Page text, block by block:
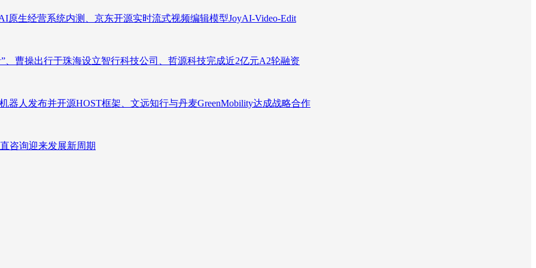
生经营系统内测、京东开源实时流式视频编辑模型JoyAI-Video-Edit
曹操出行于珠海设立智行科技公司、哲源科技完成近2亿元A2轮融资
器人发布并开源HOST框架、文远知行与丹麦GreenMobility达成战略合作
咨询迎来发展新周期